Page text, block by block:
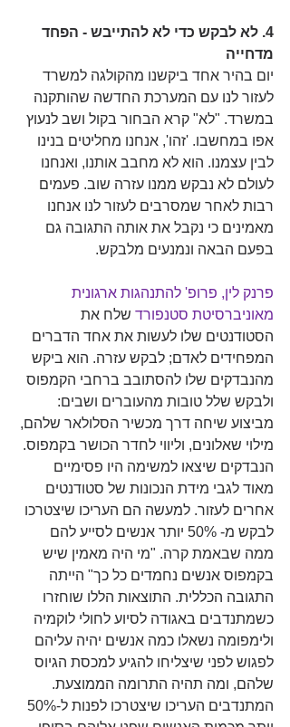
4. לא לבקש כדי לא להתייבש - הפחד
מדחייה
יום בהיר אחד ביקשנו מהקולגה למשרד
לעזור לנו עם המערכת החדשה שהותקנה
במשרד. "לא" קרא הבחור בקול ושב לנעוץ
אפו במחשבו. 'זהו', אנחנו מחליטים בנינו
לבין עצמנו. הוא לא מחבב אותנו, ואנחנו
לעולם לא נבקש ממנו עזרה שוב. פעמים
רבות לאחר שמסרבים לעזור לנו אנחנו
מאמינים כי נקבל את אותה התגובה גם
בפעם הבאה ונמנעים מלבקש.
פרנק לין, פרופ' להתנהגות ארגונית
מאוניברסיטת סטנפורד שלח את
הסטודנטים שלו לעשות את אחד הדברים
המפחידים לאדם; לבקש עזרה. הוא ביקש
מהנבדקים שלו להסתובב ברחבי הקמפוס
ולבקש שלל טובות מהעוברים ושבים:
מביצוע שיחה דרך מכשיר הסלולאר שלהם,
מילוי שאלונים, וליווי לחדר הכושר בקמפוס.
הנבדקים שיצאו למשימה היו פסימיים
מאוד לגבי מידת הנכונות של סטודנטים
אחרים לעזור. למעשה הם העריכו שיצטרכו
לבקש מ- 50% יותר אנשים לסייע להם
ממה שבאמת קרה. "מי היה מאמין שיש
בקמפוס אנשים נחמדים כל כך" הייתה
התגובה הכללית. התוצאות הללו שוחזרו
כשמתנדבים באגודה לסיוע לחולי לוקמיה
ולימפומה נשאלו כמה אנשים יהיה עליהם
לפגוש לפני שיצליחו להגיע למכסת הגיוס
שלהם, ומה תהיה התרומה הממוצעת.